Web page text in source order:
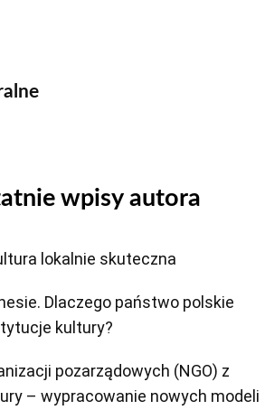
wpisy autora
lokalnie skuteczna
Dlaczego państwo polskie
kultury?
pozarządowych (NGO) z
– wypracowanie nowych modeli